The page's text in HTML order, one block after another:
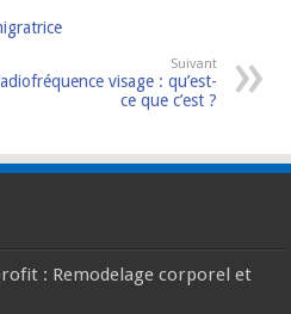
Suivant
visage : qu’est-
ce que c’est ?
: Remodelage corporel et